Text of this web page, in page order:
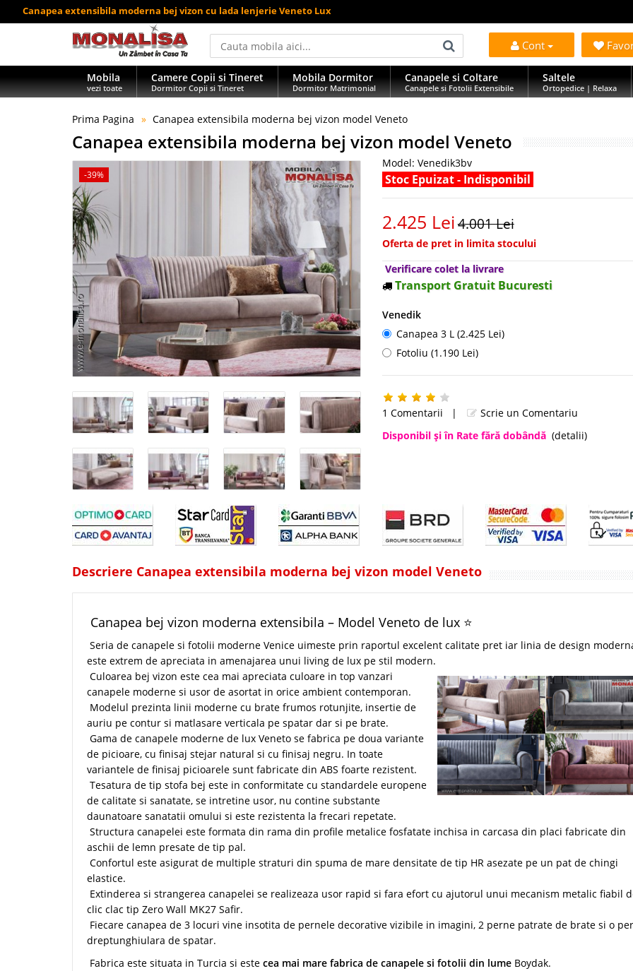
Canapea extensibila moderna bej vizon cu lada lenjerie Veneto Lux
Cont
Mobila
vezi toate
Camere Copii si Tineret
Dormitor Copii si Tineret
Mobila Dormitor
Dormitor Matrimonial
Canapele si Coltare
Canapele si Fotolii Extensibile
Saltele
Ortopedice | Relaxa
Prima Pagina Canapea extensibila moderna bej vizon model Veneto
Canapea extensibila moderna bej vizon model Veneto
-39%
Model: Venedik3bv
Stoc Epuizat - Indisponibil
2.425 Lei4.001 Lei
Oferta de pret in limita stocului
Verificare colet la livrare
Transport Gratuit Bucuresti
Venedik
Canapea 3 L (2.425 Lei)
Fotoliu (1.190 Lei)
1 Comentarii |
Scrie un Comentariu
Disponibil şi în Rate fără dobândă (detalii)
Descriere Canapea extensibila moderna bej vizon model Veneto
Canapea bej vizon moderna extensibila – Model Veneto de lux ⭐
Seria de canapele si fotolii moderne Venice uimeste prin raportul excelent calitate pret iar linia de design
este extrem de apreciata in amenajarea unui living de lux pe stil modern.
Culoarea bej vizon este cea mai apreciata culoare in top vanzari
canapele moderne si usor de asortat in orice ambient contemporan.
Modelul prezinta linii moderne cu brate frumos rotunjite, insertie de
auriu pe contur si matlasare verticala pe spatar dar si pe brate.
Gama de canapele moderne de lux Veneto se fabrica pe doua variante
de picioare, cu finisaj stejar natural si cu finisaj negru. In toate
variantele de finisaj picioarele sunt fabricate din ABS foarte rezistent.
Tesatura de tip stofa bej este in conformitate cu standardele europene
de calitate si sanatate, se intretine usor, nu contine substante
daunatoare sanatatii omului si este rezistenta la frecari repetate.
Structura canapelei este formata din rama din profile metalice fosfatate inchisa in carcasa din placi fabricate din
aschii de lemn presate de tip pal.
Confortul este asigurat de multiple straturi din spuma de mare densitate de tip HR asezate pe un pat de chingi
elastice.
Extinderea si strangerea canapelei se realizeaza usor rapid si fara efort cu ajutorul unui mecanism metalic fiabil
clic clac tip Zero Wall MK27 Safir.
Fiecare canapea de 3 locuri vine insotita de pernele decorative vizibile in imagini, 2 perne patrate de brate si o
dreptunghiulara de spatar.
Fabrica este situata in Turcia si este cea mai mare fabrica de canapele si fotolii din lume Boydak.